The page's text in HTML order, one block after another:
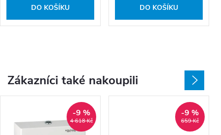
DO KOŠÍKU DO KOŠÍKU
Zákazníci také nakoupili
4 618 Kč
-9 %
659 Kč
-9 %